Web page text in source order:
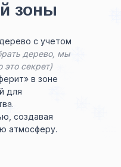
зоны
с учетом
дерево, мы
это секрет)
в зоне
для
создавая
атмосферу.